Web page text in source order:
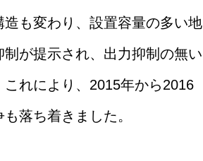
も変わり、設置容量の多い地
が提示され、出力抑制の無い
れにより、2015年から2016
落ち着きました。